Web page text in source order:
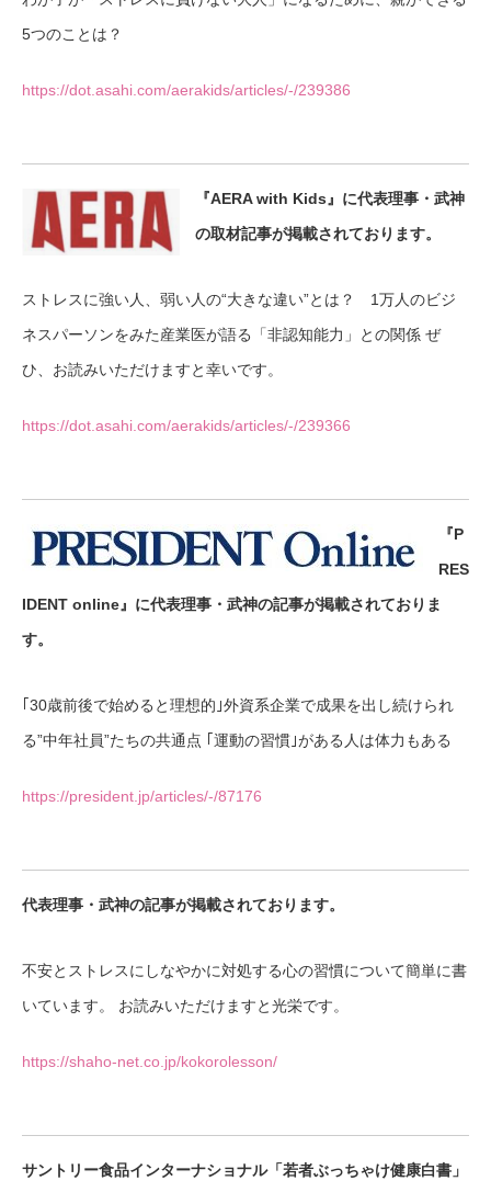
5つのことは？
https://dot.asahi.com/aerakids/articles/-/239386
『AERA with Kids』に代表理事・武神
の取材記事が掲載されております。
ストレスに強い人、弱い人の“大きな違い”とは？ 1万人のビジ
ネスパーソンをみた産業医が語る「非認知能力」との関係 ぜ
ひ、お読みいただけますと幸いです。
https://dot.asahi.com/aerakids/articles/-/239366
『P
RES
IDENT online』に代表理事・武神の記事が掲載されておりま
す。
｢30歳前後で始めると理想的｣外資系企業で成果を出し続けられ
る”中年社員”たちの共通点 ｢運動の習慣｣がある人は体力もある
https://president.jp/articles/-/87176
代表理事・武神の記事が掲載されております。
不安とストレスにしなやかに対処する心の習慣について簡単に書
いています。 お読みいただけますと光栄です。
https://shaho-net.co.jp/kokorolesson/
サントリー食品インターナショナル「若者ぶっちゃけ健康白書」